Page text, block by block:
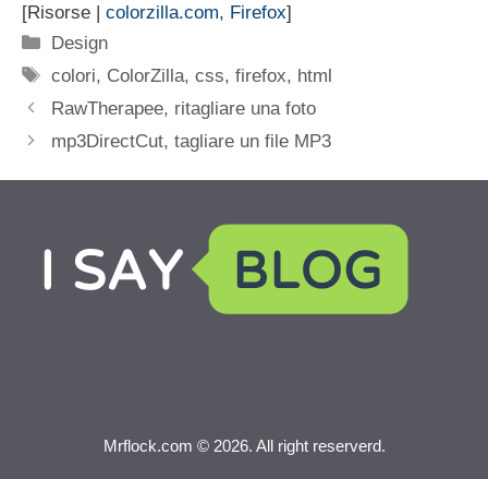
[Risorse | colorzilla.com, Firefox]
Categorie
Design
Tag
colori, ColorZilla,css,firefox, html
RawTherapee, ritagliare una foto
mp3DirectCut, tagliare un file MP3
Mrflock.com © 2026. All right reserverd.